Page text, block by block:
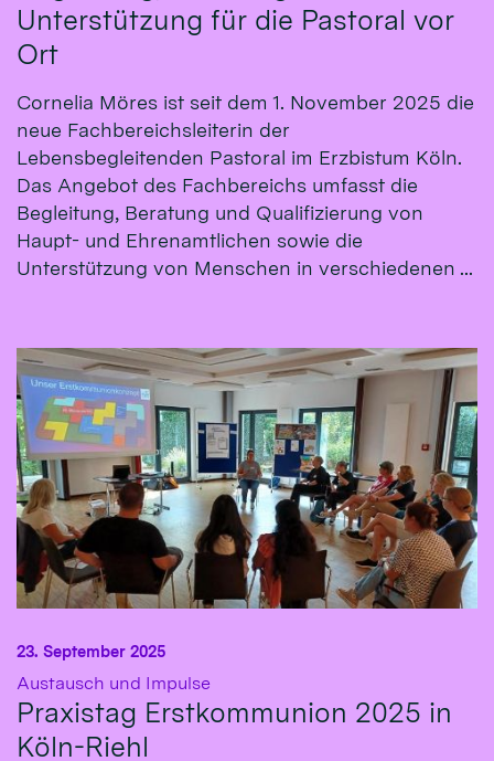
Unterstützung für die Pastoral vor
Ort
Cornelia Möres ist seit dem 1. November 2025 die
neue Fachbereichsleiterin der
Lebensbegleitenden Pastoral im Erzbistum Köln.
Das Angebot des Fachbereichs umfasst die
Begleitung, Beratung und Qualifizierung von
Haupt- und Ehrenamtlichen sowie die
Unterstützung von Menschen in verschiedenen ...
Austausch und Impulse
Praxistag Erstkommunion 2025 in
Köln-Riehl
23. September 2025